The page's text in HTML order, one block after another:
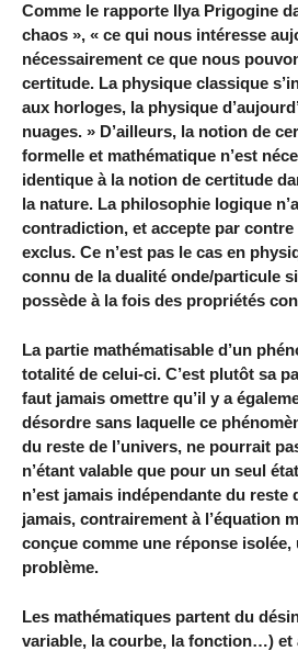
Comme le rapporte Ilya Prigogine
chaos », « ce qui nous intéresse
nécessairement ce que nous
certitude. La physique classique
aux horloges, la physique
nuages. » D’ailleurs, la notion de
formelle et mathématique n’est
identique à la notion de certitude
la nature. La philosophie logique
contradiction, et accepte par
exclus. Ce n’est pas le cas en
connu de la dualité onde/particule
possède à la fois des propriétés
La partie mathématisable d’un
totalité de celui-ci. C’est plutôt sa
faut jamais omettre qu’il y a
désordre sans laquelle ce
du reste de l’univers, ne pourrait
n’étant valable que pour un seul
n’est jamais indépendante du reste
jamais, contrairement à l’équation
conçue comme une réponse
problème.
Les mathématiques partent du
variable, la courbe, la fonction…) et